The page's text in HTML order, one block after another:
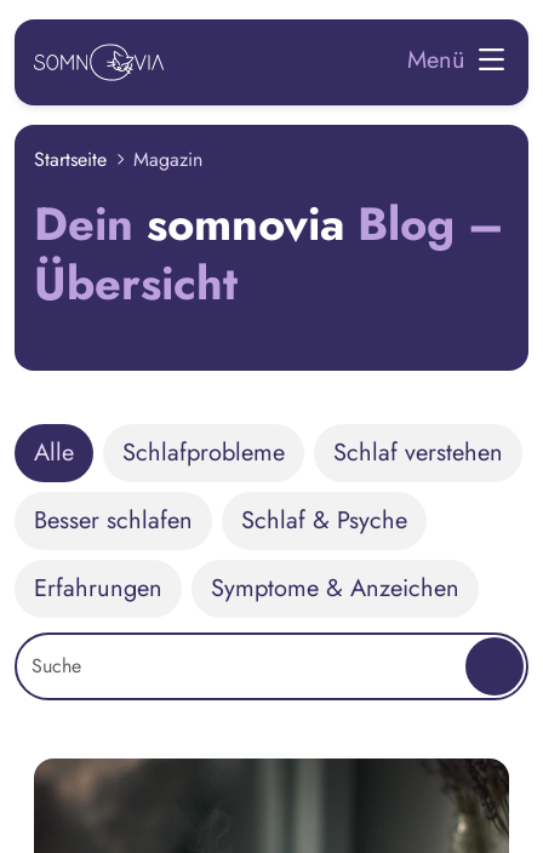
zum Hauptinhalt springen
Menü
Startseite Magazin
Dein somnovia Blog –
Übersicht
Alle Schlafprobleme
Schlaf verstehen
Besser schlafen
Schlaf & Psyche
Erfahrungen
Symptome & Anzeichen